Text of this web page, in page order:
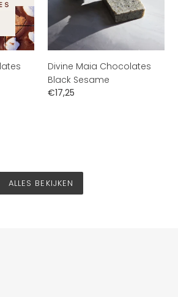
Divine Maia Chocolates
Black Sesame
Normale
€17,25
ALLES BEKIJKEN